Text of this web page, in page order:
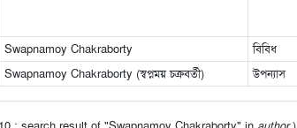
Swapnamoy Chakraborty বিবিধ
Swapnamoy Chakraborty (স্বপ্নময় চক্রবর্তী) উপন্যাস